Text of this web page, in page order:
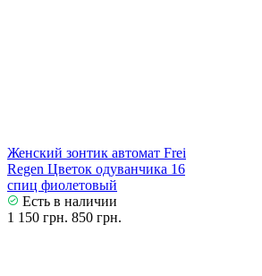
Женский зонтик автомат Frei
Regen Цветок одуванчика 16
спиц фиолетовый
Есть в наличии
1 150 грн. 850 грн.